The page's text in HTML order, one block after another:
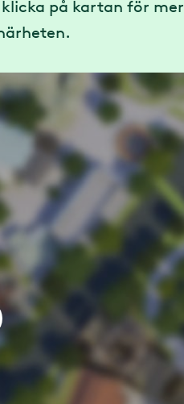
på kartan för mer